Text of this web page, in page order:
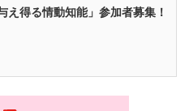
え得る情動知能」参加者募集！